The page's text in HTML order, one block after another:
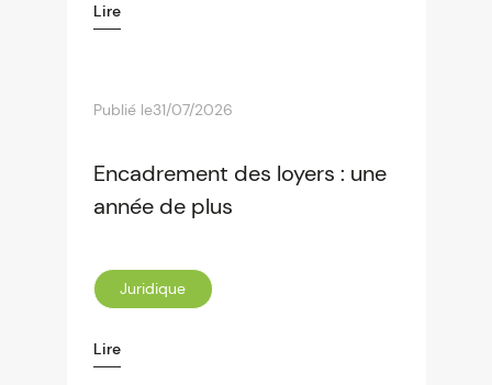
Lire
Publié le31/07/2026
Encadrement des loyers : une
année de plus
Juridique
Lire